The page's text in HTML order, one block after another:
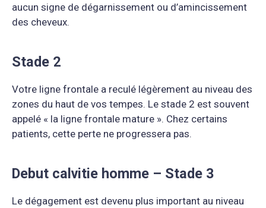
aucun signe de dégarnissement ou d’amincissement
des cheveux.
Stade 2
Votre ligne frontale a reculé légèrement au niveau des
zones du haut de vos tempes. Le stade 2 est souvent
appelé « la ligne frontale mature ». Chez certains
patients, cette perte ne progressera pas.
Debut calvitie homme – Stade 3
Le dégagement est devenu plus important au niveau